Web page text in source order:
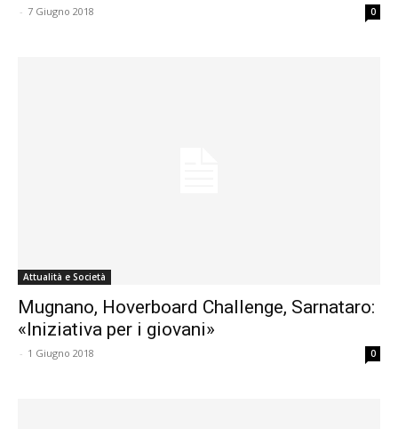
- 7 Giugno 2018 0
Attualità e Società
Mugnano, Hoverboard Challenge, Sarnataro:
«Iniziativa per i giovani»
- 1 Giugno 2018 0